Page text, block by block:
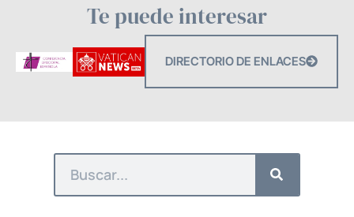
Te puede interesar
DIRECTORIO DE ENLACES